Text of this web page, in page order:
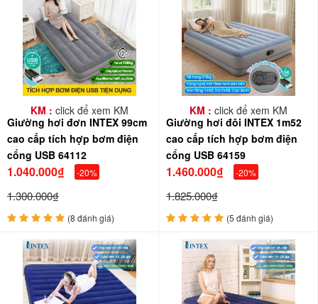
KM : click để xem KM
Giường hơi đơn INTEX 99cm
cao cấp tích hợp bơm điện
cổng USB 64112
1.040.000₫ -20%
1.300.000₫
(8 đánh giá)
KM : click để xem KM
Giường hơi đôi INTEX 1m52
cao cấp tích hợp bơm điện
cổng USB 64159
1.460.000₫ -20%
1.825.000₫
(5 đánh giá)